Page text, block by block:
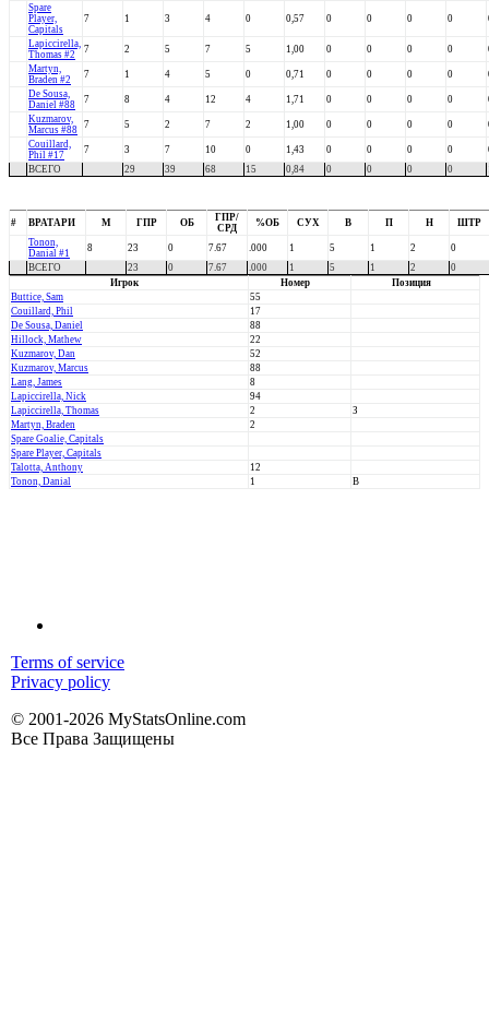
Spare
Player,
Capitals
7 1 3 4 0 0,57 0 0 0 0
Lapiccirella,
Thomas #2
7 2 5 7 5 1,00 0 0 0 0
Martyn,
Braden #2
7 1 4 5 0 0,71 0 0 0 0
De Sousa,
Daniel #88
7 8 4 12 4 1,71 0 0 0 0
Kuzmarov,
Marcus #88
7 5 2 7 2 1,00 0 0 0 0
Couillard,
Phil #17
7 3 7 10 0 1,43 0 0 0 0
ВСЕГО
29 39 68 15 0,84 0 0 0 0
# ВРАТАРИ М ГПР ОБ
ГПР/
СРД
%ОБ СУХ В П Н
ШТР
Tonon,
Danial #1
8 23 0 7.67 .000 1 5 1 2
0
ВСЕГО
23 0 7.67 .000 1 5 1 2
0
Игрок
Номер
Позиция
Buttice, Sam
55
Couillard, Phil
17
De Sousa, Daniel
88
Hillock, Mathew
22
Kuzmarov, Dan
52
Kuzmarov, Marcus
88
Lang, James
8
Lapiccirella, Nick
94
Lapiccirella, Thomas
2
З
Martyn, Braden
2
Spare Goalie, Capitals
Spare Player, Capitals
Talotta, Anthony
12
Tonon, Danial
1 В
Terms of service
Privacy policy
© 2001-2026 MyStatsOnline.com
Все Права Защищены